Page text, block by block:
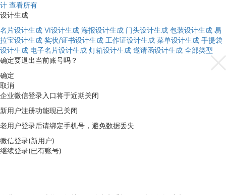
计 查看所有
设计生成
名片设计生成 VI设计生成 海报设计生成 门头设计生成 包装设计生成 易
拉宝设计生成 奖状/证书设计生成 工作证设计生成 菜单设计生成 手提袋
设计生成 电子名片设计生成 灯箱设计生成 邀请函设计生成 全部类型
确定要退出当前账号吗？
确定
取消
企业微信登录入口将于近期关闭
新用户注册功能现已关闭
老用户登录后请绑定手机号，避免数据丢失
微信登录(新用户)
继续登录(已有账号)